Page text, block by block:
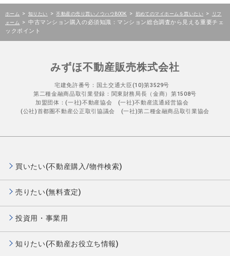
ホーム > 知りたい > 不動産の売り買いノウハウBOOK > 初めてのマイホームを買いたい >
リフ
ォーム
> 中古マンション購入の必須知識：マンション総合調査から見える重要チェ
ックポイント
みずほ不動産販売株式会社
宅建免許番号：国土交通大臣(10)第3529号
第二種金融商品取引業登録：関東財務局長（金商）第1508号
加盟団体：(一社)不動産協会 (一社)不動産流通経営協会
(公社)首都圏不動産公正取引協議会 (一社)第二種金融商品取引業協会
買いたい(不動産購入/物件検索)
売りたい(無料査定)
投資用・事業用
知りたい(不動産お役立ち情報)